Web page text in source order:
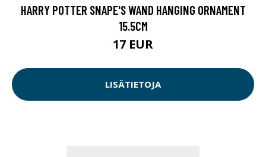
HARRY POTTER SNAPE'S WAND HANGING ORNAMENT
15.5CM
17 EUR
LISÄTIETOJA